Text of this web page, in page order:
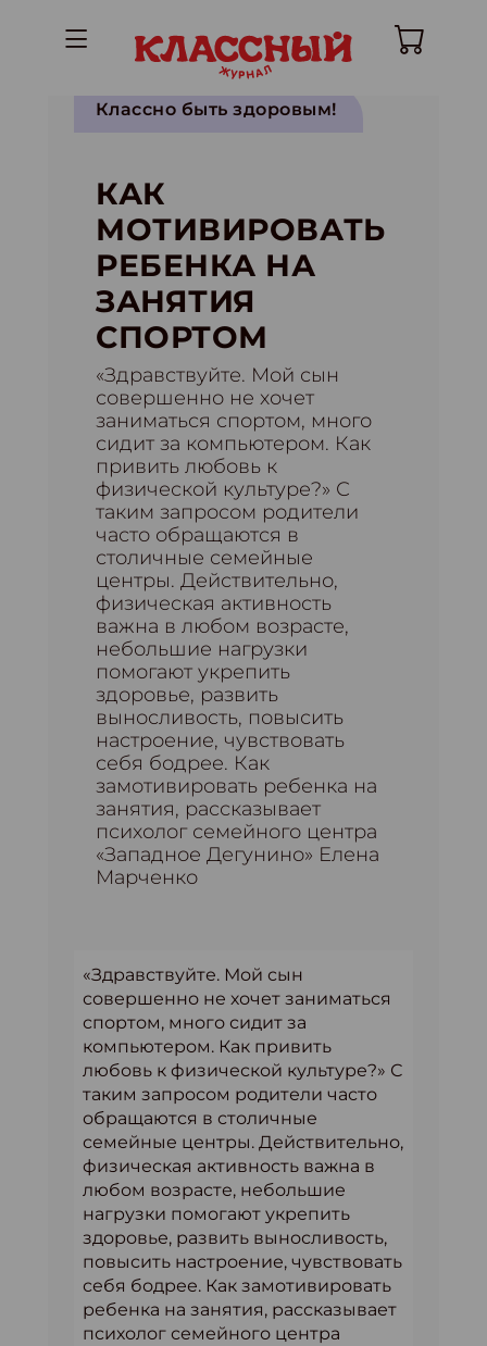
Классно быть здоровым!
КАК
МОТИВИРОВАТЬ
РЕБЕНКА НА
ЗАНЯТИЯ
СПОРТОМ
«Здравствуйте. Мой сын
совершенно не хочет
заниматься спортом, много
сидит за компьютером. Как
привить любовь к
физической культуре?» С
таким запросом родители
часто обращаются в
столичные семейные
центры. Действительно,
физическая активность
важна в любом возрасте,
небольшие нагрузки
помогают укрепить
здоровье, развить
выносливость, повысить
настроение, чувствовать
себя бодрее. Как
замотивировать ребенка на
занятия, рассказывает
психолог семейного центра
«Западное Дегунино» Елена
Марченко
«Здравствуйте. Мой сын
совершенно не хочет заниматься
спортом, много сидит за
компьютером. Как привить
любовь к физической культуре?» С
таким запросом родители часто
обращаются в столичные
семейные центры. Действительно,
физическая активность важна в
любом возрасте, небольшие
нагрузки помогают укрепить
здоровье, развить выносливость,
повысить настроение, чувствовать
себя бодрее. Как замотивировать
ребенка на занятия, рассказывает
психолог семейного центра